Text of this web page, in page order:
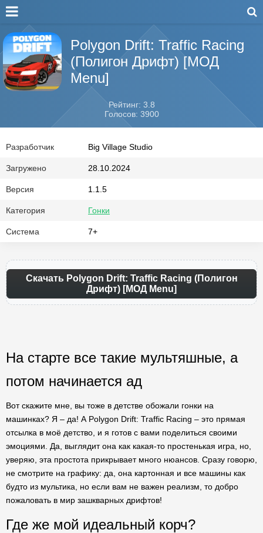
Polygon Drift: Traffic Racing
(Полигон Дрифт) [МОД
Menu]
Рейтинг: 3.8
Голосов: 3900
Разработчик Big Village Studio
Загружено 28.10.2024
Версия 1.1.5
Категория Гонки
Система 7+
Скачать Polygon Drift: Traffic Racing (Полигон
Дрифт) [МОД Menu]
На старте все такие мультяшные, а
потом начинается ад
Вот скажите мне, вы тоже в детстве обожали гонки на
машинках? Я – да! А Polygon Drift: Traffic Racing – это прямая
отсылка в моё детство, и я готов с вами поделиться своими
эмоциями. Да, выглядит она как какая-то простенькая игра, но,
уверяю, эта простота прикрывает много нюансов. Сразу говорю,
не смотрите на графику: да, она картонная и все машины как
будто из мультика, но если вам не важен реализм, то добро
пожаловать в мир зашкварных дрифтов!
Где же мой идеальный корч?